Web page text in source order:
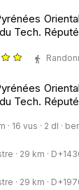
Tech.
Tech.
16 vus · 2 dl ·
· 29 km ·
· 29 km ·